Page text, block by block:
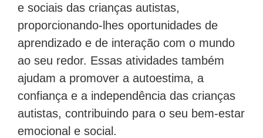
e sociais das crianças autistas,
proporcionando-lhes oportunidades de
aprendizado e de interação com o mundo
ao seu redor. Essas atividades também
ajudam a promover a autoestima, a
confiança e a independência das crianças
autistas, contribuindo para o seu bem-estar
emocional e social.